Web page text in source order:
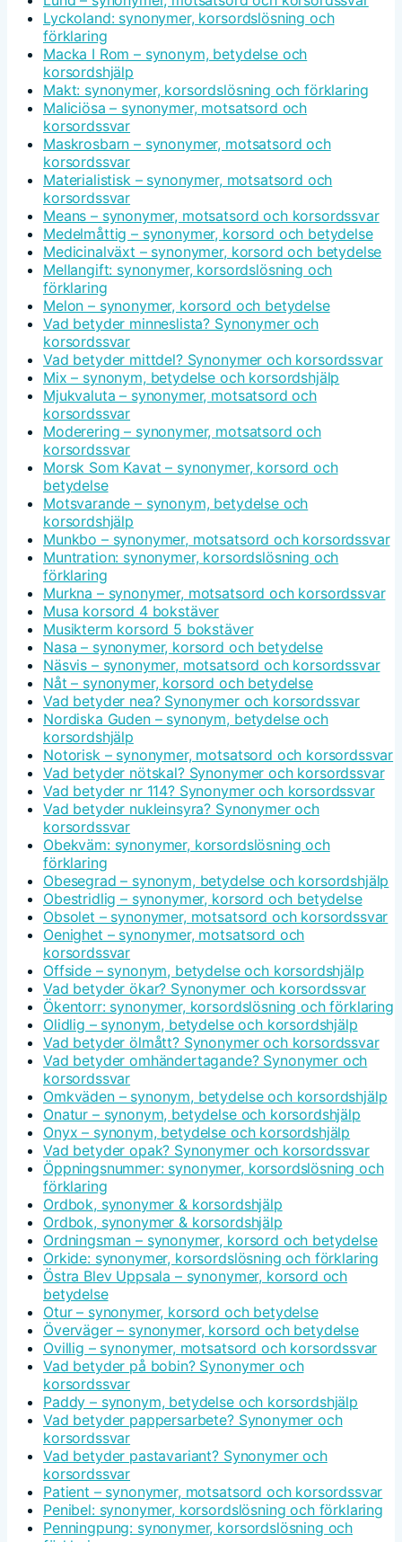
Lyckoland: synonymer, korsordslösning och
förklaring
Macka I Rom – synonym, betydelse och
korsordshjälp
Makt: synonymer, korsordslösning och förklaring
Maliciösa – synonymer, motsatsord och
korsordssvar
Maskrosbarn – synonymer, motsatsord och
korsordssvar
Materialistisk – synonymer, motsatsord och
korsordssvar
Means – synonymer, motsatsord och korsordssvar
Medelmåttig – synonymer, korsord och betydelse
Medicinalväxt – synonymer, korsord och betydelse
Mellangift: synonymer, korsordslösning och
förklaring
Melon – synonymer, korsord och betydelse
Vad betyder minneslista? Synonymer och
korsordssvar
Vad betyder mittdel? Synonymer och korsordssvar
Mix – synonym, betydelse och korsordshjälp
Mjukvaluta – synonymer, motsatsord och
korsordssvar
Moderering – synonymer, motsatsord och
korsordssvar
Morsk Som Kavat – synonymer, korsord och
betydelse
Motsvarande – synonym, betydelse och
korsordshjälp
Munkbo – synonymer, motsatsord och korsordssvar
Muntration: synonymer, korsordslösning och
förklaring
Murkna – synonymer, motsatsord och korsordssvar
Musa korsord 4 bokstäver
Musikterm korsord 5 bokstäver
Nasa – synonymer, korsord och betydelse
Näsvis – synonymer, motsatsord och korsordssvar
Nåt – synonymer, korsord och betydelse
Vad betyder nea? Synonymer och korsordssvar
Nordiska Guden – synonym, betydelse och
korsordshjälp
Notorisk – synonymer, motsatsord och korsordssvar
Vad betyder nötskal? Synonymer och korsordssvar
Vad betyder nr 114? Synonymer och korsordssvar
Vad betyder nukleinsyra? Synonymer och
korsordssvar
Obekväm: synonymer, korsordslösning och
förklaring
Obesegrad – synonym, betydelse och korsordshjälp
Obestridlig – synonymer, korsord och betydelse
Obsolet – synonymer, motsatsord och korsordssvar
Oenighet – synonymer, motsatsord och
korsordssvar
Offside – synonym, betydelse och korsordshjälp
Vad betyder ökar? Synonymer och korsordssvar
Ökentorr: synonymer, korsordslösning och förklaring
Olidlig – synonym, betydelse och korsordshjälp
Vad betyder ölmått? Synonymer och korsordssvar
Vad betyder omhändertagande? Synonymer och
korsordssvar
Omkväden – synonym, betydelse och korsordshjälp
Onatur – synonym, betydelse och korsordshjälp
Onyx – synonym, betydelse och korsordshjälp
Vad betyder opak? Synonymer och korsordssvar
Öppningsnummer: synonymer, korsordslösning och
förklaring
Ordbok, synonymer & korsordshjälp
Ordbok, synonymer & korsordshjälp
Ordningsman – synonymer, korsord och betydelse
Orkide: synonymer, korsordslösning och förklaring
Östra Blev Uppsala – synonymer, korsord och
betydelse
Otur – synonymer, korsord och betydelse
Överväger – synonymer, korsord och betydelse
Ovillig – synonymer, motsatsord och korsordssvar
Vad betyder på bobin? Synonymer och
korsordssvar
Paddy – synonym, betydelse och korsordshjälp
Vad betyder pappersarbete? Synonymer och
korsordssvar
Vad betyder pastavariant? Synonymer och
korsordssvar
Patient – synonymer, motsatsord och korsordssvar
Penibel: synonymer, korsordslösning och förklaring
Penningpung: synonymer, korsordslösning och